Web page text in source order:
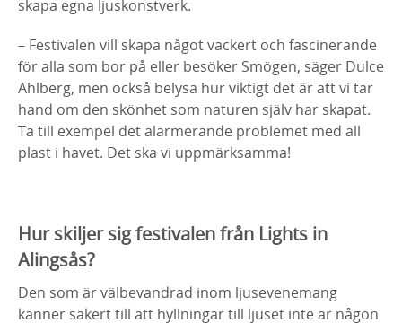
skapa egna ljuskonstverk.
– Festivalen vill skapa något vackert och fascinerande
för alla som bor på eller besöker Smögen, säger Dulce
Ahlberg, men också belysa hur viktigt det är att vi tar
hand om den skönhet som naturen själv har skapat.
Ta till exempel det alarmerande problemet med all
plast i havet. Det ska vi uppmärksamma!
Hur skiljer sig festivalen från Lights in
Alingsås?
Den som är välbevandrad inom ljusevenemang
känner säkert till att hyllningar till ljuset inte är någon